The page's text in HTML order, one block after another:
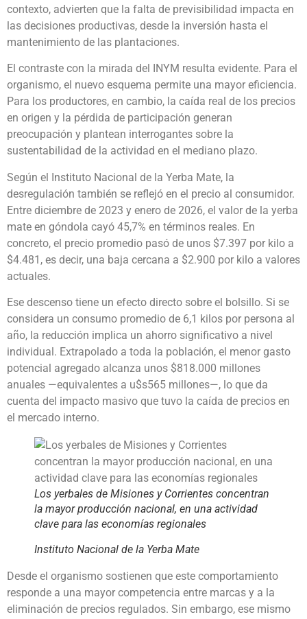
contexto, advierten que la falta de previsibilidad impacta en
las decisiones productivas, desde la inversión hasta el
mantenimiento de las plantaciones.
El contraste con la mirada del INYM resulta evidente. Para el
organismo, el nuevo esquema permite una mayor eficiencia.
Para los productores, en cambio, la caída real de los precios
en origen y la pérdida de participación generan
preocupación y plantean interrogantes sobre la
sustentabilidad de la actividad en el mediano plazo.
Según el Instituto Nacional de la Yerba Mate, la
desregulación también se reflejó en el precio al consumidor.
Entre diciembre de 2023 y enero de 2026, el valor de la yerba
mate en góndola cayó 45,7% en términos reales. En
concreto, el precio promedio pasó de unos $7.397 por kilo a
$4.481, es decir, una baja cercana a $2.900 por kilo a valores
actuales.
Ese descenso tiene un efecto directo sobre el bolsillo. Si se
considera un consumo promedio de 6,1 kilos por persona al
año, la reducción implica un ahorro significativo a nivel
individual. Extrapolado a toda la población, el menor gasto
potencial agregado alcanza unos $818.000 millones
anuales —equivalentes a u$s565 millones—, lo que da
cuenta del impacto masivo que tuvo la caída de precios en
el mercado interno.
Los yerbales de Misiones y Corrientes concentran
la mayor producción nacional, en una actividad
clave para las economías regionales
Instituto Nacional de la Yerba Mate
Desde el organismo sostienen que este comportamiento
responde a una mayor competencia entre marcas y a la
eliminación de precios regulados. Sin embargo, ese mismo